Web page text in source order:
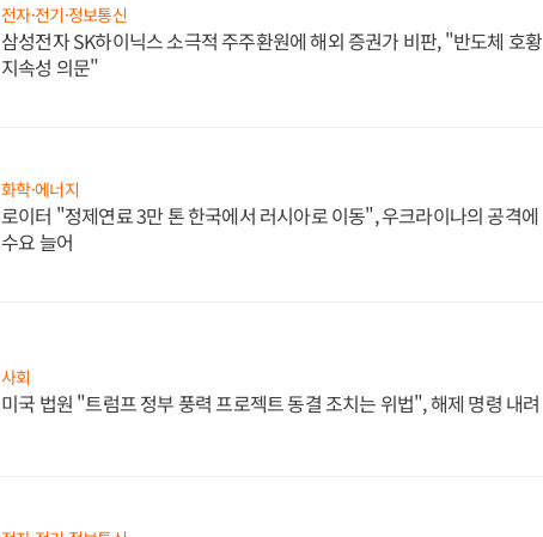
전자·전기·정보통신
삼성전자 SK하이닉스 소극적 주주환원에 해외 증권가 비판, "반도체 호황
지속성 의문"
화학·에너지
로이터 "정제연료 3만 톤 한국에서 러시아로 이동", 우크라이나의 공격에
수요 늘어
사회
미국 법원 "트럼프 정부 풍력 프로젝트 동결 조치는 위법", 해제 명령 내려